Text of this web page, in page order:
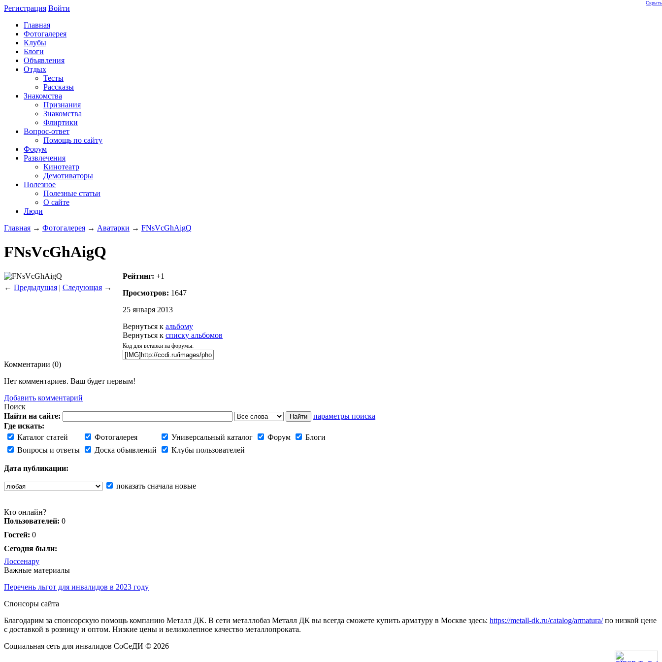
Регистрация Войти
Главная
Фотогалерея
Клубы
Блоги
Объявления
Отдых
Тесты
Рассказы
Знакомства
Признания
Знакомства
Флиртики
Вопрос-ответ
Помощь по сайту
Форум
Развлечения
Кинотеатр
Демотиваторы
Полезное
Полезные статьи
О сайте
Люди
Главная → Фотогалерея → Аватарки → FNsVcGhAigQ
FNsVcGhAigQ
← Предыдущая | Следующая →
Рейтинг: +1
Просмотров: 1647
25 января 2013
Вернуться к альбому
Вернуться к списку альбомов
Код для вставки на форумы:
Комментарии (0)
Нет комментариев. Ваш будет первым!
Добавить комментарий
Поиск
Найти на сайте:
параметры поиска
Где искать:
Каталог статей
Фотогалерея Универсальный каталог Форум
Блоги
Вопросы и ответы
Доска объявлений Клубы пользователей
Дата публикации:
показать сначала новые
Скрыть
Кто онлайн?
Пользователей: 0
Гостей: 0
Сегодня были:
Лоссенару
Важные материалы
Перечень льгот для инвалидов в 2023 году
Спонсоры сайта
Благодарим за спонсорскую помощь компанию Металл ДК. В сети металлобаз Металл ДК вы всегда сможете купить арматуру в Москве здесь: https://metall-dk.ru/catalog/armatura/по низкой цене
с доставкой в розницу и оптом. Низкие цены и великолепное качество металлопроката.
Социальная сеть для инвалидов СоСеДИ © 2026